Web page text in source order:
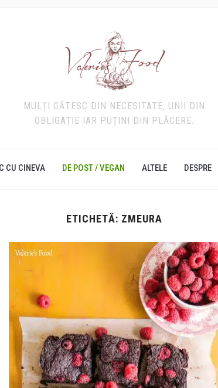
MULȚI GĂTESC DIN NECESITATE, UNII DIN
OBLIGAȚIE IAR PUȚINI DIN PLĂCERE.
CU CINEVA DE POST / VEGAN ALTELE DESPRE
ETICHETĂ: ZMEURA